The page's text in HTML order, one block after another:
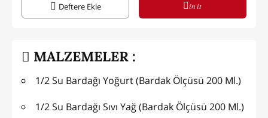
Deftere Ekle in it
MALZEMELER :
1/2 Su Bardağı Yoğurt (Bardak Ölçüsü 200 Ml.)
1/2 Su Bardağı Sıvı Yağ (Bardak Ölçüsü 200 Ml.)